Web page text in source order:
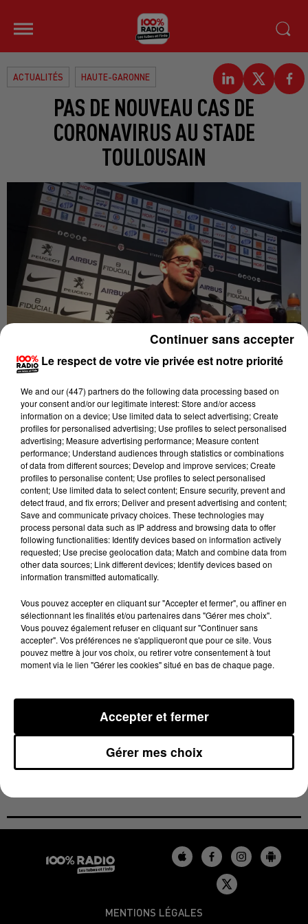
ACTUALITÉS HAUTE-GARONNE
PAS DE NOUVEAU CAS DE
CORONAVIRUS AU STADE
TOULOUSAIN
Publié : 2 septembre 2020 à 16h30 par Brice Vidal
OUF DE SOULAGEMENT CHEZ LE DERNIER
CHAMPION DE FRANCE...
La première journée de Top 14 du Stade Toulousain
est maintenue, pour le moment...
Le club Rouge et Noir confirme ce mercredi"les
résultats des nouveaux tests Covid réalisés hier [mardi]
sur l'ensemble de l'effectif professionnel sont négatifs."
Toulouse précise que"la conférence de presse #ASMST
se tiendra bien demain à 12h au stade Ernest-Wallon".
Pas de nuage pour le moment au-dessus de la
rencontre face à Clermont prévue dimanche.
Le groupe toulousain sera testé à nouveau vendredi.
rappel, le protocole LNR stipule qu'à partir de trois
cas de contamination au Covid-19 dans une même
équipe, le match est reporté.
MENTIONS LÉGALES
Le respect de votre vie privée est notre priorité
We and our (447) partnersdo the following data processing based on
your consent and/or our legitimate interest: Store and/or access
information on a device; Use limited data to select advertising; Create
profiles for personalised advertising; Use profiles to select personalised
advertising; Measure advertising performance; Measure content
performance; Understand audiences through statistics or combinations
of data from different sources; Develop and improve services; Create
profiles to personalise content; Use profiles to select personalised
content; Use limited data to select content; Ensure security, prevent and
detect fraud, and fix errors; Deliver and present advertising and content;
Save and communicate privacy choices. These technologies may
process personal data such as IP address and browsing data to offer
following functionalities: Identify devices based on information actively
requested; Use precise geolocation data; Match and combine data from
other data sources; Link different devices; Identify devices based on
information transmitted automatically.
Vous pouvez accepter en cliquant sur "Accepter et fermer", ou affiner en
sélectionnant les finalités et/ou partenaires dans "Gérer mes choix".
Vous pouvez également refuser en cliquant sur "Continuer sans
accepter". Vos préférences ne s'appliqueront que pour ce site. Vous
pouvez mettre à jour vos choix, ou retirer votre consentement à tout
moment via le lien "Gérer les cookies" situé en bas de chaque page.
Gérer mes choix
Accepter et fermer
Continuer sans accepter